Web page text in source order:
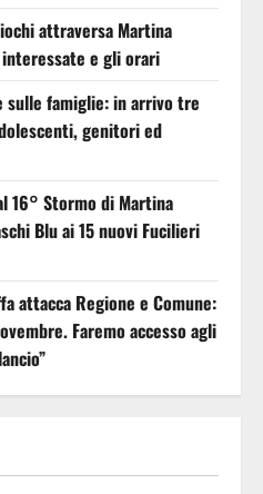
attraversa Martina
e gli orari
sulle famiglie: in arrivo tre
genitori ed
16° Stormo di Martina
Blu ai 15 nuovi Fucilieri
attacca Regione e Comune:
Faremo accesso agli